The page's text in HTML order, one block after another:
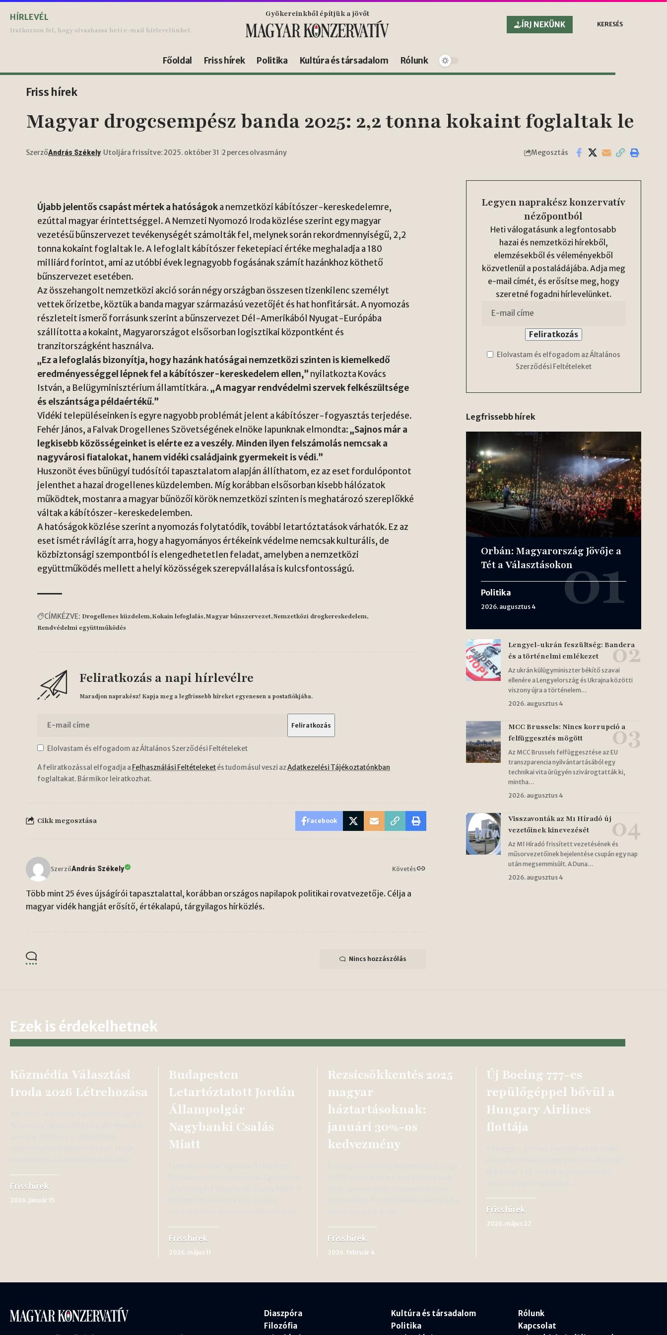
HÍRLEVÉL
Iratkozzon fel, hogy olvashassa heti e-mail hírlevelünket.
Gyökereinkből építjük a jövőt
ÍRJ NEKÜNK
KERESÉS
Főoldal Friss hírek Politika Kultúra és társadalom Rólunk
Friss hírek
Magyar drogcsempész banda 2025: 2,2 tonna kokaint foglaltak le
SzerzőAndrás Székely Utoljára frissítve: 2025. október 31 2 perces olvasmány Megosztás
Újabb jelentős csapást mértek a hatóságoka nemzetközi kábítószer-kereskedelemre,
ezúttal magyar érintettséggel. A Nemzeti Nyomozó Iroda közlése szerint egy magyar
vezetésű bűnszervezet tevékenységét számolták fel, melynek során rekordmennyiségű, 2,2
tonna kokaint foglaltak le. A lefoglalt kábítószer feketepiaci értéke meghaladja a 180
milliárd forintot, ami az utóbbi évek legnagyobb fogásának számít hazánkhoz köthető
bűnszervezet esetében.
Az összehangolt nemzetközi akció során négy országban összesen tizenkilenc személyt
vettek őrizetbe, köztük a banda magyar származású vezetőjét és hat honfitársát. A nyomozás
részleteit ismerő forrásunk szerint a bűnszervezet Dél-Amerikából Nyugat-Európába
szállította a kokaint, Magyarországot elsősorban logisztikai központként és
tranzitországként használva.
„Ez a lefoglalás bizonyítja, hogy hazánk hatóságai nemzetközi szinten is kiemelkedő
eredményességgel lépnek fel a kábítószer-kereskedelem ellen,” nyilatkozta Kovács
István, a Belügyminisztérium államtitkára.„A magyar rendvédelmi szervek felkészültsége
és elszántsága példaértékű.”
Vidéki településeinken is egyre nagyobb problémát jelent a kábítószer-fogyasztás terjedése.
Fehér János, a Falvak Drogellenes Szövetségének elnöke lapunknak elmondta:„Sajnos már a
legkisebb közösségeinket is elérte ez a veszély. Minden ilyen felszámolás nemcsak a
nagyvárosi fiatalokat, hanem vidéki családjaink gyermekeit is védi.”
Huszonöt éves bűnügyi tudósítói tapasztalatom alapján állíthatom, ez az eset fordulópontot
jelenthet a hazai drogellenes küzdelemben. Míg korábban elsősorban kisebb hálózatok
működtek, mostanra a magyar bűnözői körök nemzetközi szinten is meghatározó szereplőkké
váltak a kábítószer-kereskedelemben.
A hatóságok közlése szerint a nyomozás folytatódik, további letartóztatások várhatók. Ez az
eset ismét rávilágít arra, hogy a hagyományos értékeink védelme nemcsak kulturális, de
közbiztonsági szempontból is elengedhetetlen feladat, amelyben a nemzetközi
együttműködés mellett a helyi közösségek szerepvállalása is kulcsfontosságú.
CÍMKÉZVE: Drogellenes küzdelem Kokain lefoglalás Magyar bűnszervezet Nemzetközi drogkereskedelem
Rendvédelmi együttműködés
Feliratkozás a napi hírlevélre
Maradjon naprakész! Kapja meg a legfrissebb híreket egyenesen a postafiókjába.
Elolvastam és elfogadom az Általános Szerződési Feltételeket
A feliratkozással elfogadja a Felhasználási Feltételeketés tudomásul veszi azAdatkezelési Tájékoztatónkban
foglaltakat. Bármikor leiratkozhat.
Cikk megosztása Facebook
SzerzőAndrás Székely Követés
Több mint 25 éves újságírói tapasztalattal, korábban országos napilapok politikai rovatvezetője. Célja a
magyar vidék hangját erősítő, értékalapú, tárgyilagos hírközlés.
Nincs hozzászólás
Legyen naprakész konzervatív
nézőpontból
Heti válogatásunk a legfontosabb
hazai és nemzetközi hírekből,
elemzésekből és véleményekből
közvetlenül a postaládájába. Adja meg
e-mail címét, és erősítse meg, hogy
szeretné fogadni hírlevelünket.
Elolvastam és elfogadom az Általános
Szerződési Feltételeket
Legfrissebb hírek
Orbán: Magyarország Jövője a
Tét a Választásokon
Politika
2026. augusztus 4
Lengyel-ukrán feszültség: Bandera
és a történelmi emlékezet
Az ukrán külügyminiszter békítő szavai
ellenére a Lengyelország és Ukrajna közötti
viszony újra a történelem…
2026. augusztus 4
MCC Brussels: Nincs korrupció a
felfüggesztés mögött
Az MCC Brussels felfüggesztése az EU
transzparencia nyilvántartásából egy
technikai vita ürügyén szivárogtatták ki,
mintha…
2026. augusztus 4
Visszavonták az M1 Híradó új
vezetőinek kinevezését
Az M1 Híradó frissített vezetésének és
műsorvezetőinek bejelentése csupán egy nap
után megsemmisült. A Duna…
2026. augusztus 4
Ezek is érdekelhetnek
Közmédia Választási
Iroda 2026 Létrehozása
Friss hírek
2026. január 15
Budapesten
Letartóztatott Jordán
Állampolgár
Nagybanki Csalás
Miatt
Friss hírek
2026. május 11
Rezsicsökkentés 2025
magyar
háztartásoknak:
januári 30%-os
kedvezmény
Friss hírek
2026. február 4
Új Boeing 777-es
repülőgéppel bővül a
Hungary Airlines
flottája
Friss hírek
2026. május 22
Diaszpóra
Filozófia
Kultúra és társadalom
Politika
Rólunk
Kapcsolat